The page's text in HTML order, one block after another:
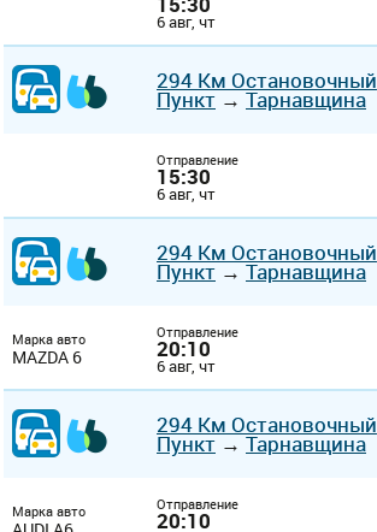
6 авг, чт
294 Км Остановочный
Пункт→Тарнавщина
Отправление
15:30
6 авг, чт
294 Км Остановочный
Пункт→Тарнавщина
Марка авто
MAZDA 6
Отправление
20:10
6 авг, чт
294 Км Остановочный
Пункт→Тарнавщина
Марка авто Отправление
20:10